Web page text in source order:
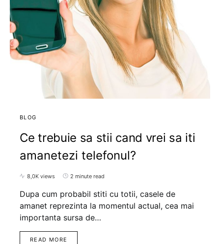
BLOG
Ce trebuie sa stii cand vrei sa iti
amanetezi telefonul?
8,0K views 2 minute read
Dupa cum probabil stiti cu totii, casele de
amanet reprezinta la momentul actual, cea mai
importanta sursa de…
READ MORE